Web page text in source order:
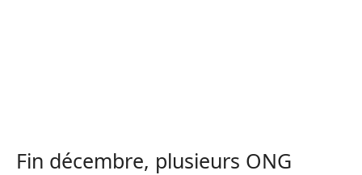
Fin décembre, plusieurs ONG